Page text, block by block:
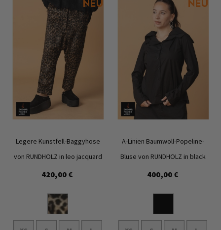
Legere Kunstfell-Baggyhose
von RUNDHOLZ in leo jacquard
420,00 €
A-Linien Baumwoll-Popeline-
Bluse von RUNDHOLZ in black
400,00 €